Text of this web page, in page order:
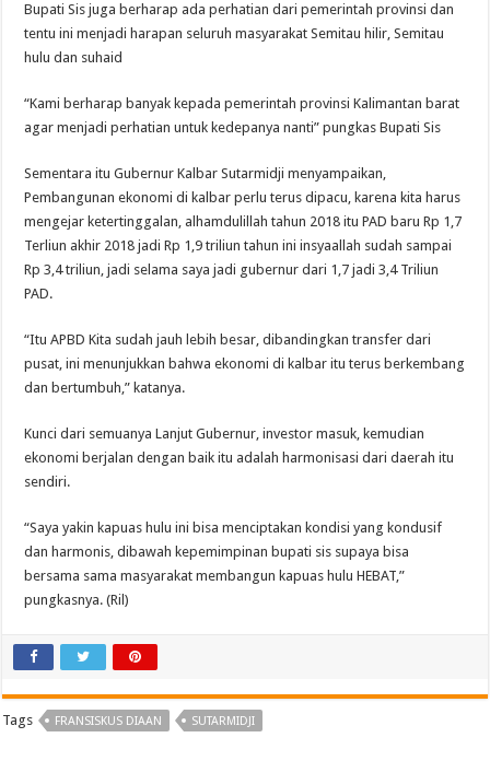
Bupati Sis juga berharap ada perhatian dari pemerintah provinsi dan
tentu ini menjadi harapan seluruh masyarakat Semitau hilir, Semitau
hulu dan suhaid
“Kami berharap banyak kepada pemerintah provinsi Kalimantan barat
agar menjadi perhatian untuk kedepanya nanti” pungkas Bupati Sis
Sementara itu Gubernur Kalbar Sutarmidji menyampaikan,
Pembangunan ekonomi di kalbar perlu terus dipacu, karena kita harus
mengejar ketertinggalan, alhamdulillah tahun 2018 itu PAD baru Rp 1,7
Terliun akhir 2018 jadi Rp 1,9 triliun tahun ini insyaallah sudah sampai
Rp 3,4 triliun, jadi selama saya jadi gubernur dari 1,7 jadi 3,4 Triliun
PAD.
“Itu APBD Kita sudah jauh lebih besar, dibandingkan transfer dari
pusat, ini menunjukkan bahwa ekonomi di kalbar itu terus berkembang
dan bertumbuh,” katanya.
Kunci dari semuanya Lanjut Gubernur, investor masuk, kemudian
ekonomi berjalan dengan baik itu adalah harmonisasi dari daerah itu
sendiri.
“Saya yakin kapuas hulu ini bisa menciptakan kondisi yang kondusif
dan harmonis, dibawah kepemimpinan bupati sis supaya bisa
bersama sama masyarakat membangun kapuas hulu HEBAT,”
pungkasnya. (Ril)
Tags FRANSISKUS DIAAN SUTARMIDJI